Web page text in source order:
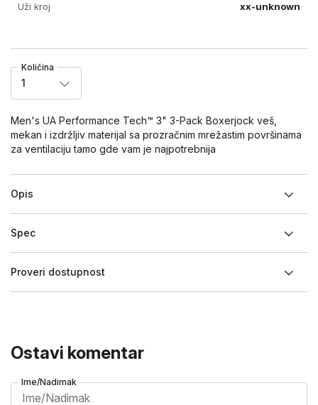
Uži kroj xx-unknown
Količina
1
Men's UA Performance Tech™ 3" 3-Pack Boxerjock veš,
mekan i izdržljiv materijal sa prozračnim mrežastim površinama
za ventilaciju tamo gde vam je najpotrebnija
Opis
Spec
Proveri dostupnost
Ostavi komentar
Ime/Nadimak